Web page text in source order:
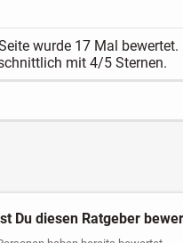
wurde 17 Mal bewertet.
mit4/5 Sternen.
Du diesen Ratgeber